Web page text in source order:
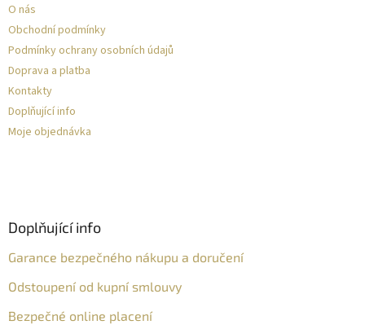
O nás
Obchodní podmínky
Podmínky ochrany osobních údajů
Doprava a platba
Kontakty
Doplňující info
Moje objednávka
Doplňující info
Garance bezpečného nákupu a doručení
Odstoupení od kupní smlouvy
Bezpečné online placení